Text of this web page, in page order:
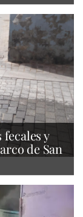
y
de San